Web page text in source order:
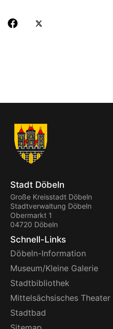
Stadt Döbeln
Große Kreisstadt Döbeln
Stadtverwaltung Döbeln
Obermarkt 1
04720 Döbeln
Schnell-Links
Döbeln-Information
Museum/Kleine Galerie
Stadtbibliothek
Mittelsächsisches Theater
Stadtbad